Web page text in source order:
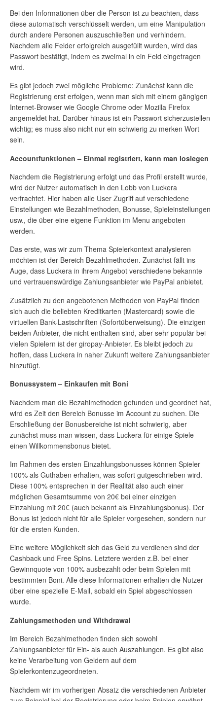
Bei den Informationen über die Person ist zu beachten, dass
diese automatisch verschlüsselt werden, um eine Manipulation
durch andere Personen auszuschließen und verhindern.
Nachdem alle Felder erfolgreich ausgefüllt wurden, wird das
Passwort bestätigt, indem es zweimal in ein Feld eingetragen
wird.
Es gibt jedoch zwei mögliche Probleme: Zunächst kann die
Registrierung erst erfolgen, wenn man sich mit einem gängigen
Internet-Browser wie Google Chrome oder Mozilla Firefox
angemeldet hat. Darüber hinaus ist ein Passwort sicherzustellen
wichtig; es muss also nicht nur ein schwierig zu merken Wort
sein.
Accountfunktionen – Einmal registriert, kann man loslegen
Nachdem die Registrierung erfolgt und das Profil erstellt wurde,
wird der Nutzer automatisch in den Lobb von Luckera
verfrachtet. Hier haben alle User Zugriff auf verschiedene
Einstellungen wie Bezahlmethoden, Bonusse, Spieleinstellungen
usw., die über eine eigene Funktion im Menu angeboten
werden.
Das erste, was wir zum Thema Spielerkontext analysieren
möchten ist der Bereich Bezahlmethoden. Zunächst fällt ins
Auge, dass Luckera in ihrem Angebot verschiedene bekannte
und vertrauenswürdige Zahlungsanbieter wie PayPal anbietet.
Zusätzlich zu den angebotenen Methoden von PayPal finden
sich auch die beliebten Kreditkarten (Mastercard) sowie die
virtuellen Bank-Lastschriften (Sofortüberweisung). Die einzigen
beiden Anbieter, die nicht enthalten sind, aber sehr populär bei
vielen Spielern ist der giropay-Anbieter. Es bleibt jedoch zu
hoffen, dass Luckera in naher Zukunft weitere Zahlungsanbieter
hinzufügt.
Bonussystem – Einkaufen mit Boni
Nachdem man die Bezahlmethoden gefunden und geordnet hat,
wird es Zeit den Bereich Bonusse im Account zu suchen. Die
Erschließung der Bonusbereiche ist nicht schwierig, aber
zunächst muss man wissen, dass Luckera für einige Spiele
einen Willkommensbonus bietet.
Im Rahmen des ersten Einzahlungsbonusses können Spieler
100% als Guthaben erhalten, was sofort gutgeschrieben wird.
Diese 100% entsprechen in der Realität also auch einer
möglichen Gesamtsumme von 20€ bei einer einzigen
Einzahlung mit 20€ (auch bekannt als Einzahlungsbonus). Der
Bonus ist jedoch nicht für alle Spieler vorgesehen, sondern nur
für die ersten Kunden.
Eine weitere Möglichkeit sich das Geld zu verdienen sind der
Cashback und Free Spins. Letztere werden z.B. bei einer
Gewinnquote von 100% ausbezahlt oder beim Spielen mit
bestimmten Boni. Alle diese Informationen erhalten die Nutzer
über eine spezielle E-Mail, sobald ein Spiel abgeschlossen
wurde.
Zahlungsmethoden und Withdrawal
Im Bereich Bezahlmethoden finden sich sowohl
Zahlungsanbieter für Ein- als auch Auszahlungen. Es gibt also
keine Verarbeitung von Geldern auf dem
Spielerkontenzugeordneten.
Nachdem wir im vorherigen Absatz die verschiedenen Anbieter